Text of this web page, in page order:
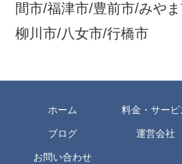
間市/福津市/豊前市/みや
柳川市/八女市/行橋市
ホーム 料金・サービ
ブログ 運営会社
お問い合わせ